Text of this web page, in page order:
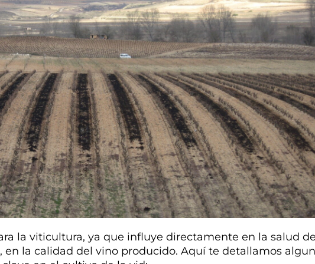
la viticultura, ya que influye directamente en la salud de
en la calidad del vino producido. Aquí te detallamos